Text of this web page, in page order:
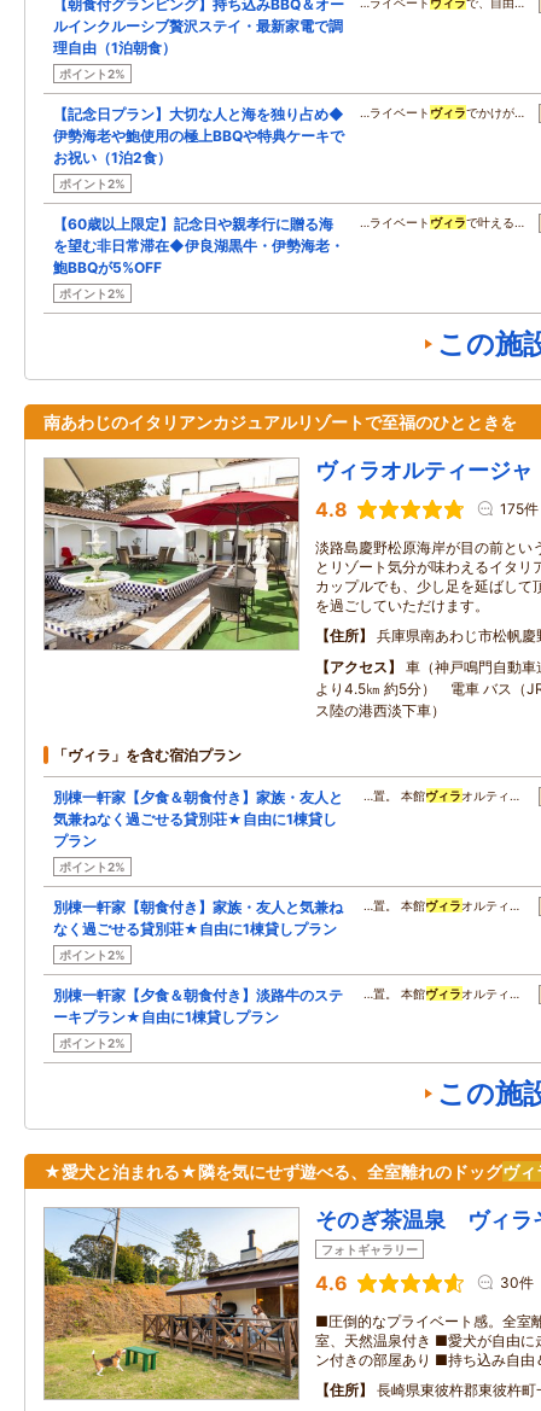
【朝食付グランピング】持ち込みBBQ＆オー
ルインクルーシブ贅沢ステイ・最新家電で調
理自由（1泊朝食）
ポイント2%
【記念日プラン】大切な人と海を独り占め◆
伊勢海老や鮑使用の極上BBQや特典ケーキで
お祝い（1泊2食）
ポイント2%
…ライベート ヴィラでかけが…
【60歳以上限定】記念日や親孝行に贈る海
を望む非日常滞在◆伊良湖黒牛・伊勢海老・
鮑BBQが5%OFF
ポイント2%
…ライベート ヴィラで叶える…
この施
南あわじのイタリアンカジュアルリゾートで至福のひとときを
ヴィラオルティージャ
4.8 175件
淡路島慶野松原海岸が目の前とい
とリゾート気分が味わえるイタリ
カップルでも、少し足を延ばして
を過ごしていただけます。
住所
兵庫県南あわじ市松帆慶
アクセス
車（神戸鳴門自動
より4.5㎞ 約5分） 電車 バス（
ス陸の港西淡下車）
「ヴィラ」を含む宿泊プラン
別棟一軒家【夕食＆朝食付き】家族・友人と
気兼ねなく過ごせる貸別荘★自由に1棟貸し
プラン
ポイント2%
…置。 本館ヴィラオルティ…
別棟一軒家【朝食付き】家族・友人と気兼ね
なく過ごせる貸別荘★自由に1棟貸しプラン
ポイント2%
…置。 本館ヴィラオルティ…
別棟一軒家【夕食＆朝食付き】淡路牛のステ
ーキプラン★自由に1棟貸しプラン
ポイント2%
…置。 本館ヴィラオルティ…
この施
★愛犬と泊まれる★隣を気にせず遊べる、全室離れのドッグヴィ
そのぎ茶温泉 ヴィラ
フォトギャラリー
4.6 30件
■圧倒的なプライベート感。全室
室、天然温泉付き ■愛犬が自由に
ン付きの部屋あり ■持ち込み自
住所
長崎県東彼杵郡東彼杵